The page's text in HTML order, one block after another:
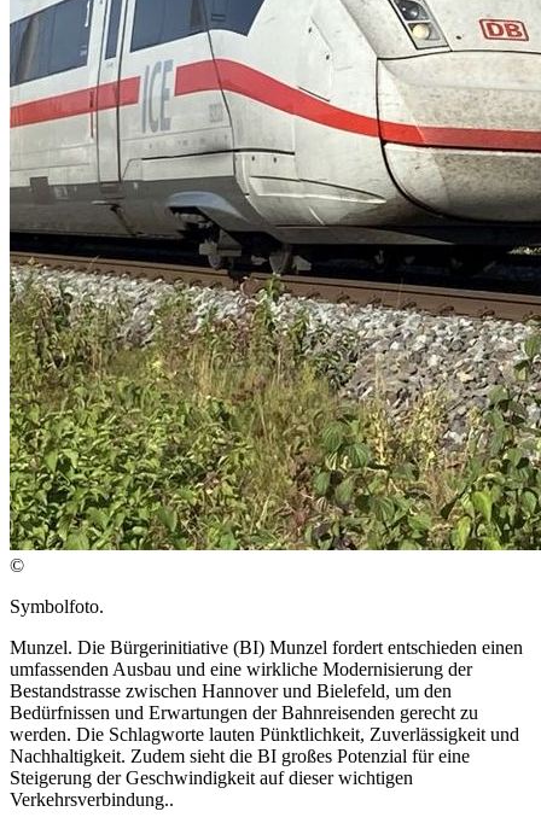
©
Symbolfoto.
Munzel. Die Bürgerinitiative (BI) Munzel fordert entschieden einen
umfassenden Ausbau und eine wirkliche Modernisierung der
Bestandstrasse zwischen Hannover und Bielefeld, um den
Bedürfnissen und Erwartungen der Bahnreisenden gerecht zu
werden. Die Schlagworte lauten Pünktlichkeit, Zuverlässigkeit und
Nachhaltigkeit. Zudem sieht die BI großes Potenzial für eine
Steigerung der Geschwindigkeit auf dieser wichtigen
Verkehrsverbindung..